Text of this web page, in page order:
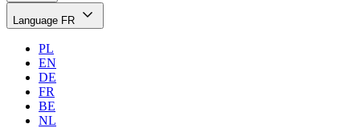
Language FR
PL
EN
DE
FR
BE
NL